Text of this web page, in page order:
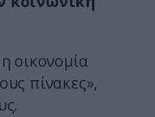
οικονομία
πίνακες»,